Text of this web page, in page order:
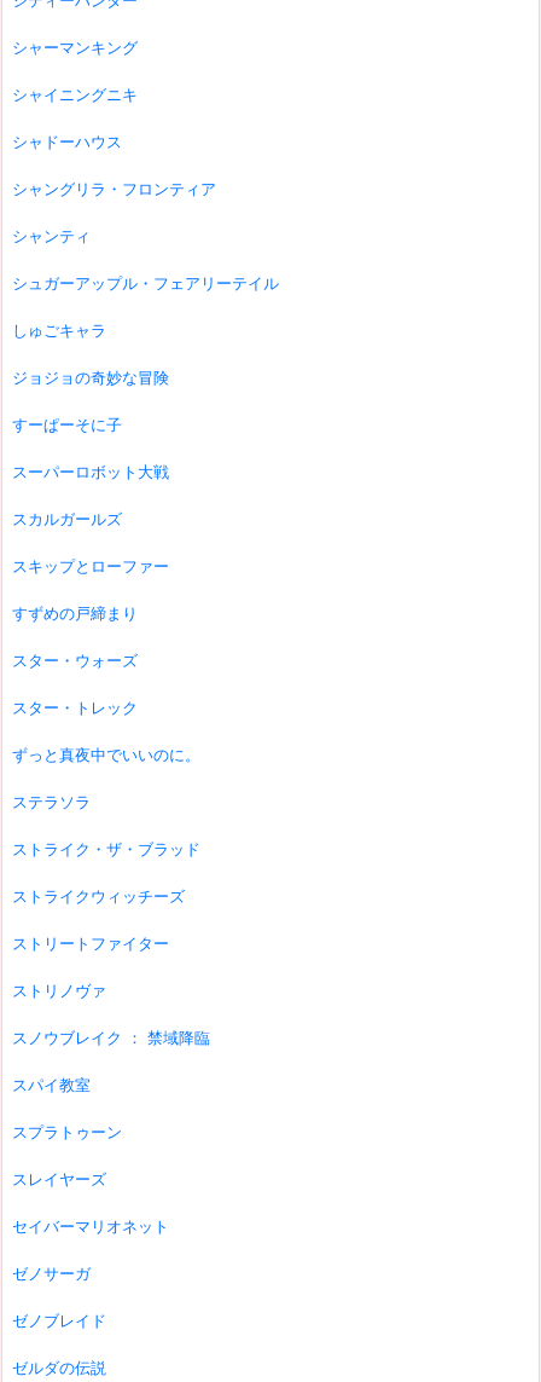
シャーマンキング
シャイニングニキ
シャドーハウス
シャングリラ・フロンティア
シャンティ
シュガーアップル・フェアリーテイル
しゅごキャラ
ジョジョの奇妙な冒険
すーぱーそに子
スーパーロボット大戦
スカルガールズ
スキップとローファー
すずめの戸締まり
スター・ウォーズ
スター・トレック
ずっと真夜中でいいのに。
ステラソラ
ストライク・ザ・ブラッド
ストライクウィッチーズ
ストリートファイター
ストリノヴァ
スノウブレイク ： 禁域降臨
スパイ教室
スプラトゥーン
スレイヤーズ
セイバーマリオネット
ゼノサーガ
ゼノブレイド
ゼルダの伝説